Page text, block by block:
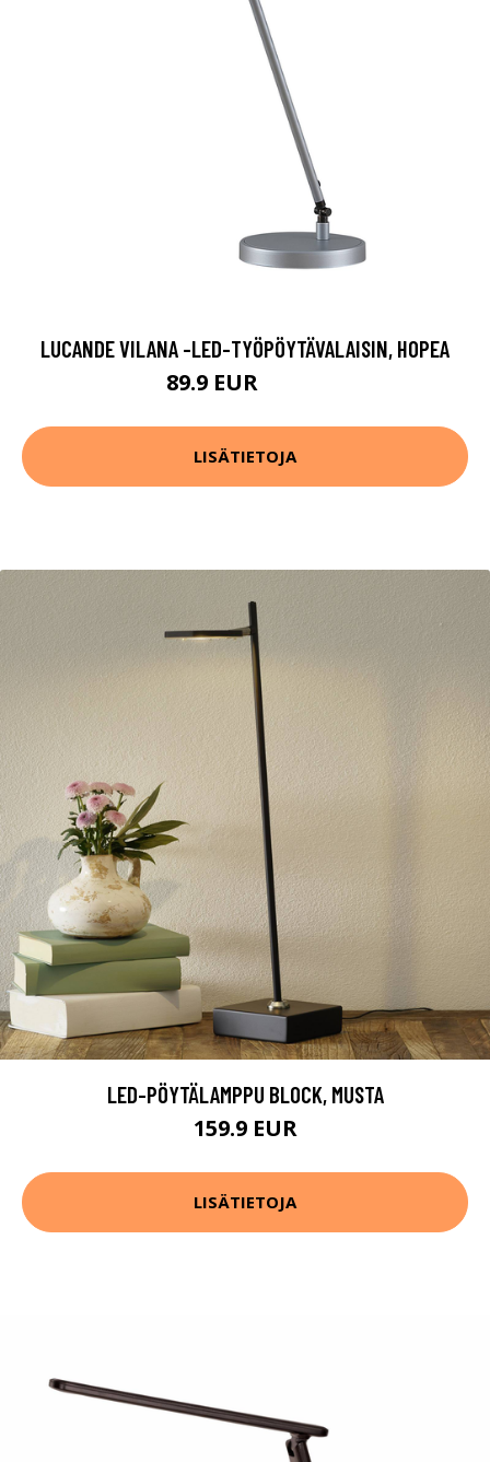
LUCANDE VILANA -LED-TYÖPÖYTÄVALAISIN, HOPEA
89.9 EUR
LISÄTIETOJA
LED-PÖYTÄLAMPPU BLOCK, MUSTA
159.9 EUR
LISÄTIETOJA